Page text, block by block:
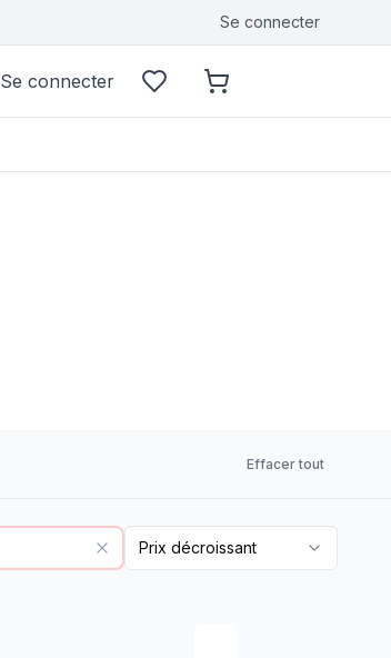
Se connecter
Se connecter
Effacer tout
Prix décroissant